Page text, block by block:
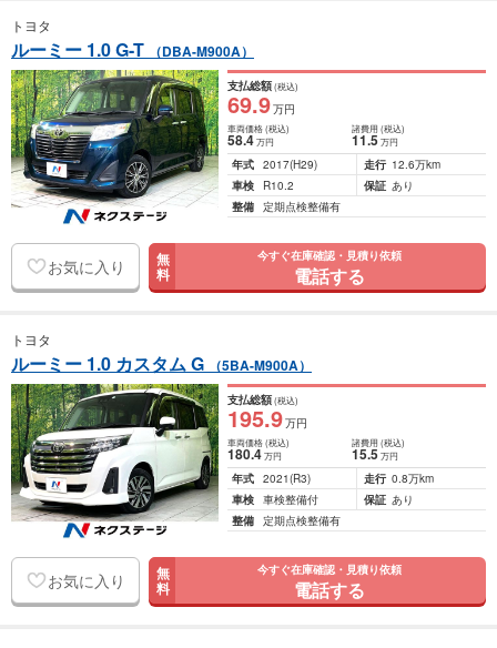
トヨタ
ルーミー 1.0 G-T （DBA-M900A）
支払総額(税込)
69.9万円
車両価格(税込)
58.4万円
諸費用 (税込)
11.5 万円
年式 2017(H29) 走行 12.6万km
車検
R10.2 保証 あり
整備 定期点検整備有
お気に入り 無
料
今すぐ在庫確認・見積り依頼
電話する
トヨタ
ルーミー 1.0 カスタム G （5BA-M900A）
支払総額(税込)
195.9万円
車両価格(税込)
180.4万円
諸費用 (税込)
15.5 万円
年式 2021(R3) 走行 0.8万km
車検 車検整備付 保証 あり
整備 定期点検整備有
お気に入り 無
料
今すぐ在庫確認・見積り依頼
電話する